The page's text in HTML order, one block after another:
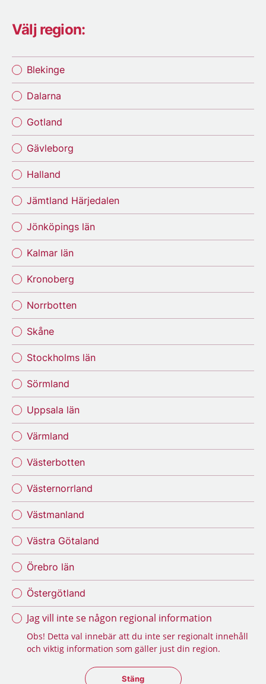
Välj region:
Blekinge
Dalarna
Gotland
Gävleborg
Halland
Jämtland Härjedalen
Jönköpings län
Kalmar län
Kronoberg
Norrbotten
Skåne
Stockholms län
Sörmland
Uppsala län
Värmland
Västerbotten
Västernorrland
Västmanland
Västra Götaland
Örebro län
Östergötland
Jag vill inte se någon regional information
Obs! Detta val innebär att du inte ser regionalt innehåll
och viktig information som gäller just din region.
Stäng regionsväljaren
Stäng